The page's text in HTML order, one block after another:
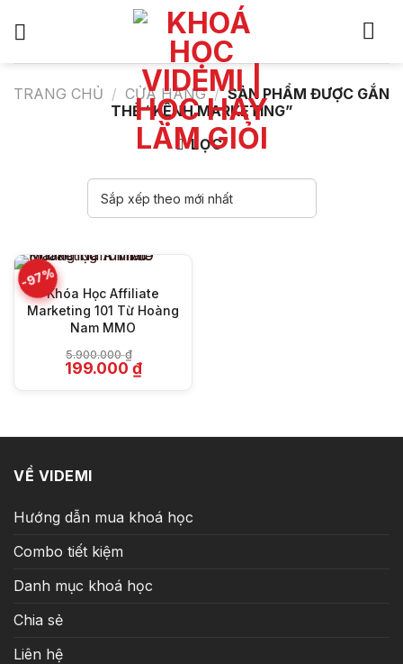
TRANG CHỦ / CỬA HÀNG / SẢN PHẨM ĐƯỢC GẮN
THẺ “KÊNH MARKETING”
LỌC
-97%
Khóa Học Affiliate
Marketing 101 Từ Hoàng
Nam MMO
5.900.000₫
Giá
gốc
199.000 ₫Giá
hiện
VỀ VIDEMI
Hướng dẫn mua khoá học
Combo tiết kiệm
Danh mục khoá học
Chia sẻ
Liên hệ